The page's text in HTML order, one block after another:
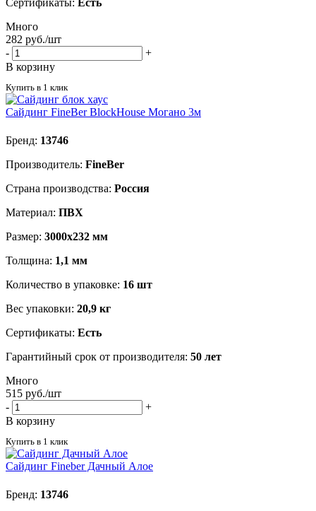
Много
282 руб./шт
-
+
В корзину
Купить в 1 клик
Сайдинг FineBer BlockHouse Могано 3м
Бренд: 13746
Производитель: FineBer
Страна производства: Россия
Материал: ПВХ
Размер: 3000х232 мм
Толщина: 1,1 мм
Количество в упаковке: 16 шт
Вес упаковки: 20,9 кг
Сертификаты: Есть
Гарантийный срок от производителя: 50 лет
Много
515 руб./шт
-
+
В корзину
Купить в 1 клик
Cайдинг Fineber Дачный Алое
Бренд: 13746